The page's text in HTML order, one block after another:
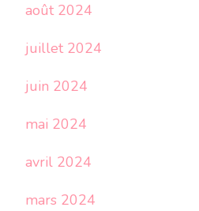
août 2024
juillet 2024
juin 2024
mai 2024
avril 2024
mars 2024